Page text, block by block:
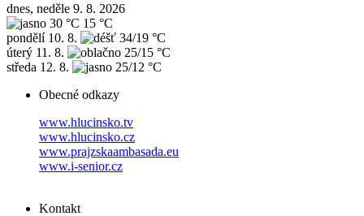
dnes, neděle 9. 8. 2026
30 °C 15 °C
pondělí 10. 8.
34/19 °C
úterý 11. 8.
25/15 °C
středa 12. 8.
25/12 °C
Obecné odkazy
www.hlucinsko.tv
www.hlucinsko.cz
www.prajzskaambasada.eu
www.i-senior.cz
Kontakt